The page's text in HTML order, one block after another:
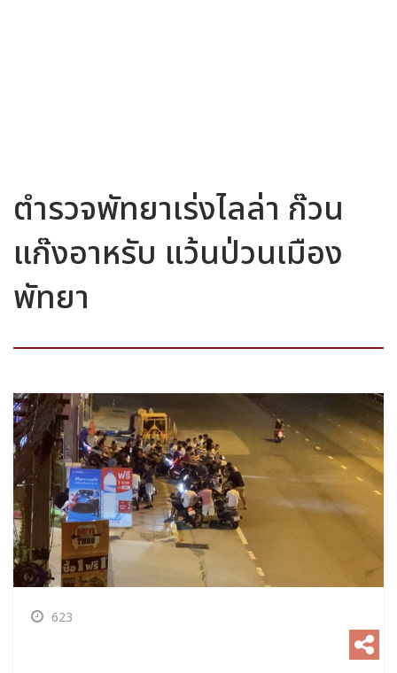
ตำรวจพัทยาเร่งไลล่า ก๊วน
แก๊งอาหรับ แว้นป่วนเมือง
พัทยา
623